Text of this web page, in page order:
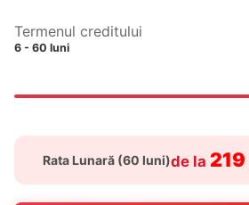
Termenul creditului
6 - 60 luni
Rata Lunară (60 luni)de la 219